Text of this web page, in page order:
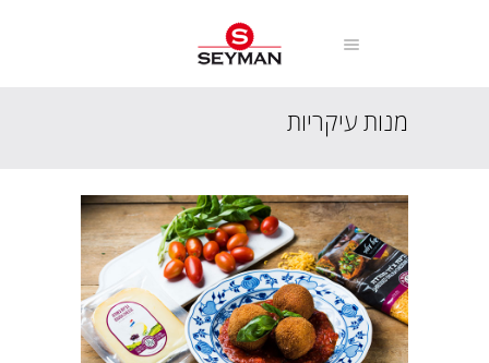
מנות עיקריות
עמוד הבית מתכונים מנות עיקריות